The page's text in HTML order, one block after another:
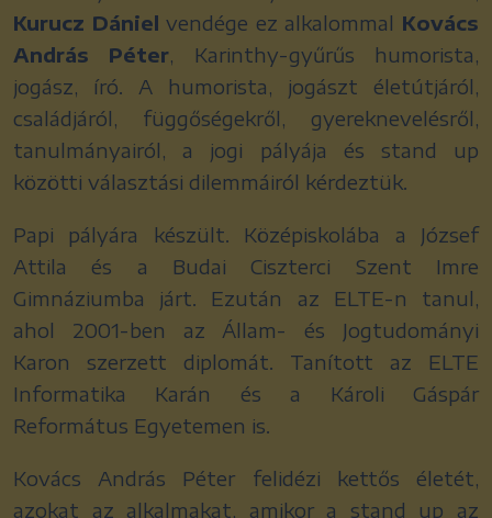
Kurucz Dániel vendége ez alkalommal Kovács
András Péter, Karinthy-gyűrűs humorista,
jogász, író. A humorista, jogászt életútjáról,
családjáról, függőségekről, gyereknevelésről,
tanulmányairól, a jogi pályája és stand up
közötti választási dilemmáiról kérdeztük.
Papi pályára készült. Középiskolába a József
Attila és a Budai Ciszterci Szent Imre
Gimnáziumba járt. Ezután az ELTE-n tanul,
ahol 2001-ben az Állam- és Jogtudományi
Karon szerzett diplomát. Tanított az ELTE
Informatika Karán és a Károli Gáspár
Református Egyetemen is.
Kovács András Péter felidézi kettős életét,
azokat az alkalmakat, amikor a stand up az